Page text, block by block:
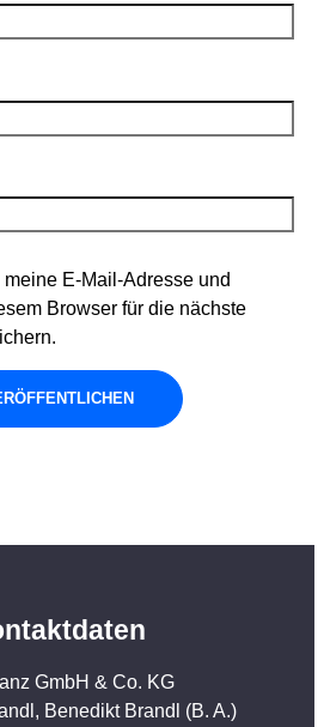
E-Mail-Adresse und
Browser für die nächste
GmbH & Co. KG
Benedikt Brandl (B. A.)